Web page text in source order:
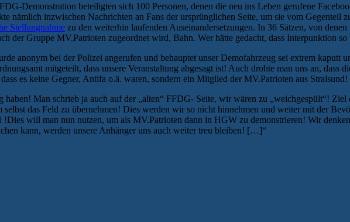
Demonstration beteiligten sich 100 Personen, denen die neu ins Leben gerufene
nämlich inzwischen Nachrichten an Fans der ursprünglichen Seite, um sie vom Gegenteil
Stellungnahme zu den weiterhin laufenden Auseinandersetzungen. In 36 Sätzen, von
der Gruppe MV.Patrioten zugeordnet wird, Bahn. Wer hätte gedacht, dass Interpunktion so
anonym bei der Polizei angerufen und behauptet unser Demofahrzeug sei extrem kaputt
mitgeteilt, dass unsere Veranstaltung abgesagt ist! Auch drohte man uns an, dass
es keine Gegner, Antifa o.ä. waren, sondern ein Mitglied der MV.Patrioten aus Stralsund!
Man schrieb ja auch auf der „alten“ FFDG- Seite, wir wären zu „weichgespült“! Ziel
das Feld zu übernehmen! Dies werden wir so nicht hinnehmen und weiter mit der
will man nun nutzen, um als MV.Patrioten dann in HGW zu demonstrieren! Wir
kann, werden unsere Anhänger uns auch weiter treu bleiben! […]“